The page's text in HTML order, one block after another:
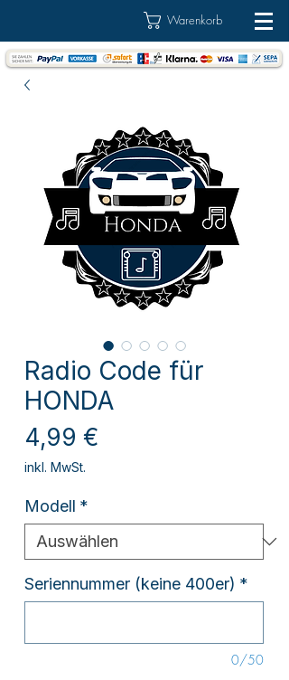
Warenkorb
Radio Code für
HONDA
4,99 €
inkl. MwSt.
Modell *
Seriennummer (keine 400er) *
0/50